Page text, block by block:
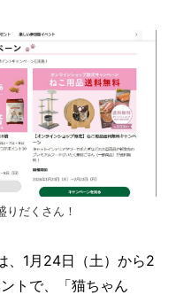
りだくさん！
、1月24日（土）から2
トで、「猫ちゃん